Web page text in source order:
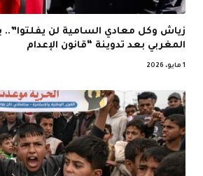
زياش وكل معادي السامية لن يفلتوا”..
المغربي بعد تدوينة “قانون الإعدام
1 مايو، 2026